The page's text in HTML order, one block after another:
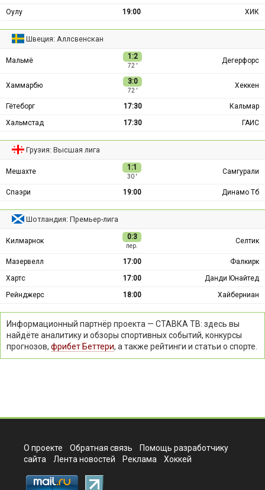
Оулу
19:00 ХИК
Швеция: Аллсвенскан
Мальмё 1:2
72 ′
Дегерфорс
Хаммарбю 3:0
72 ′
Хеккен
Гётеборг 17:30
Кальмар
Хальмстад
17:30 ГАИС
Грузия: Высшая лига
Мешахте 1:1
30 ′
Самгурали
Спаэри 19:00 Динамо Тб
Шотландия: Премьер-лига
Килмарнок 0:3
пер.
Селтик
Мазервелл 17:00
Фалкирк
Хартс
17:00
Данди Юнайтед
Рейнджерс
18:00 Хайберниан
Информационный партнёр проекта — СТАВКА ТВ: здесь вы
найдёте аналитику и обзоры спортивных событий, конкурсы
прогнозов, фрибет Беттери, а также рейтинги и статьи о спорте.
О проекте Обратная связь
Помощь разработчику
сайта
Лента новостей Реклама Хоккей